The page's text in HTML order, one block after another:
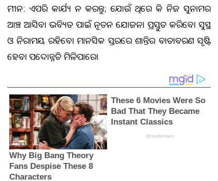
ମୀନ: ଏପରି କାର୍ଯ୍ୟ ନ କରନ୍ତୁ; ଯୋଉଁ ଥିରେ କି ନିଜ ସୁନାମର
ଆଞ୍ଚ ଆସିବ। ଭବିଷ୍ୟତ ପାଇଁ ନୂତନ ଯୋଜନା ପ୍ରସ୍ତୁତ କରିବେ। ସୁସ୍ଥ
ଓ ନିରାମୟ ରହିବେ। ମାନସିକ ସ୍ତରରେ ଶାନ୍ତିର ବାତାବରଣ ସୃଷ୍ଟି
ହେବ। ପଦୋନ୍ନତି ମିଳିପାରେ।